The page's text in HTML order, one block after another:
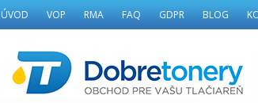
ÚVOD VOP RMA FAQ GDPR BLOG